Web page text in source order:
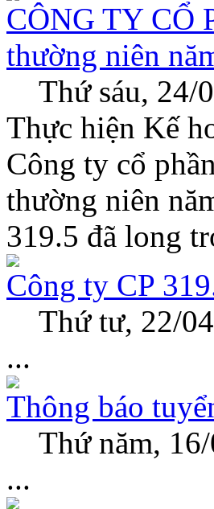
CÔNG TY CỔ
thường niên
Thứ sáu, 24/
Thực hiện Kế
Công ty cổ
thường niên
319.5 đã long
Công ty CP
Thứ tư, 22/
...
Thông báo
Thứ năm,
...